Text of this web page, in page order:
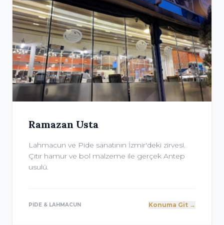
Ramazan Usta
Lahmacun ve Pide sanatının İzmir'deki zirvesi.
Çıtır hamur ve bol malzeme ile gerçek Antep
usulü.
PIDE & LAHMACUN Konuma Git →